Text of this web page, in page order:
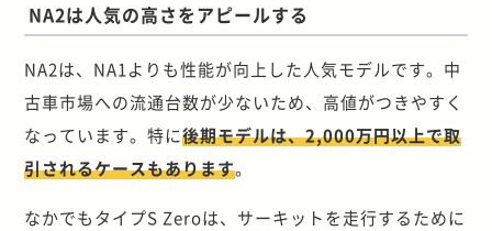
NA2は人気の高さをアピールする
NA2は、NA1よりも性能が向上した人気モデルです。中
古車市場への流通台数が少ないため、高値がつきやすく
なっています。特に後期モデルは、2,000万円以上で取
引されるケースもあります。
なかでもタイプS Zeroは、サーキットを走行するために